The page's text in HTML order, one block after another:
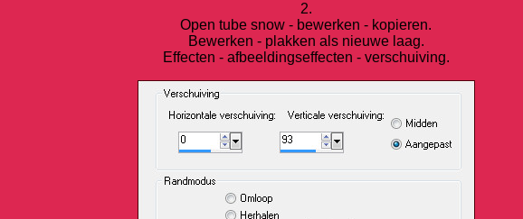
2.
Open tube snow - bewerken - kopieren.
Bewerken - plakken als nieuwe laag.
Effecten - afbeeldingseffecten - verschuiving.